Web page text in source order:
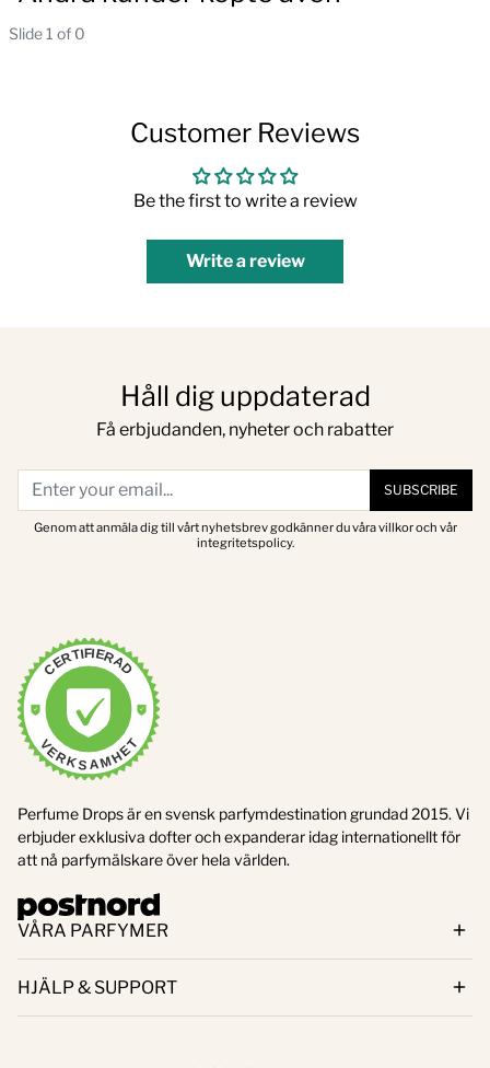
Slide 1 of 0
Customer Reviews
Be the first to write a review
Write a review
Håll dig uppdaterad
Få erbjudanden, nyheter och rabatter
SUBSCRIBE
Genom att anmäla dig till vårt nyhetsbrev godkänner du våra villkor och vår
integritetspolicy.
CERTIFIERAD
VERIFIERAD
VERKSAMHET
8/7/2026
Perfume Drops är en svensk parfymdestination grundad 2015. Vi
erbjuder exklusiva dofter och expanderar idag internationellt för
att nå parfymälskare över hela världen.
VÅRA PARFYMER
HJÄLP & SUPPORT